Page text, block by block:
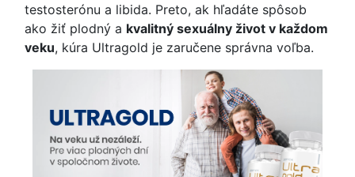
testosterónu a libida. Preto, ak hľadáte spôsob
ako žiť plodný a kvalitný sexuálny život v každom
veku, kúra Ultragold je zaručene správna voľba.